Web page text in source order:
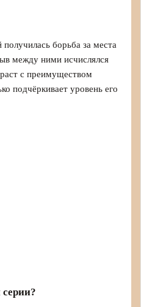
борьба за места
между ними исчислялся
с преимуществом
подчёркивает уровень его